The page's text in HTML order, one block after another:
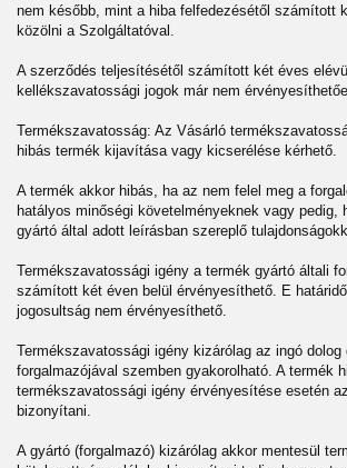
nem később, mint a hiba felfedezésétől számított
közölni a Szolgáltatóval.
A szerződés teljesítésétől számított két éves
kellékszavatossági jogok már nem
Termékszavatosság: Az Vásárló
hibás termék kijavítása vagy kicserélése kérhető.
A termék akkor hibás, ha az nem felel meg a
hatályos minőségi követelményeknek vagy pedig,
gyártó által adott leírásban szereplő
Termékszavatossági igény a termék gyártó általi
számított két éven belül érvényesíthető. E
jogosultság nem érvényesíthető.
Termékszavatossági igény kizárólag az ingó
forgalmazójával szemben gyakorolható. A termék
termékszavatossági igény érvényesítése esetén
bizonyítani.
A gyártó (forgalmazó) kizárólag akkor mentesül